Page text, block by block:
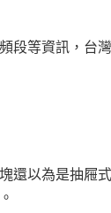
段等資訊，台
還以為是抽屜